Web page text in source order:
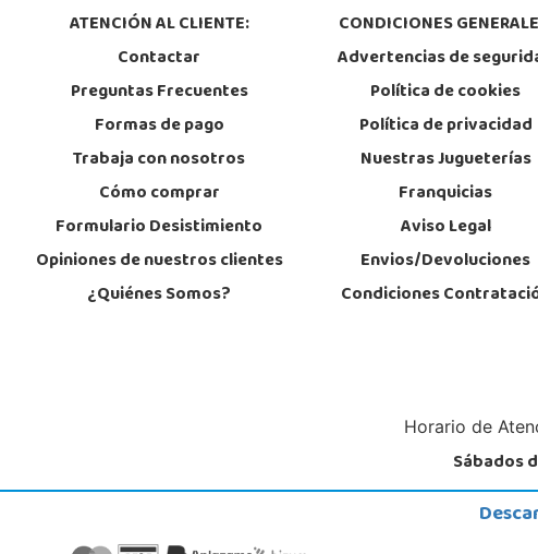
ATENCIÓN AL CLIENTE:
Contactar
Preguntas Frecuentes
Formas de pago
Trabaja con nosotros
Cómo comprar
Formulario Desistimiento
Opiniones de nuestros clientes
¿Quiénes Somos?
CONDICIONES
Advertencias de
Política de cookies
Política de privacidad
Nuestras Jugueterías
Franquicias
Aviso Legal
Envios/Devoluciones
Condiciones
Horario de
Sábados